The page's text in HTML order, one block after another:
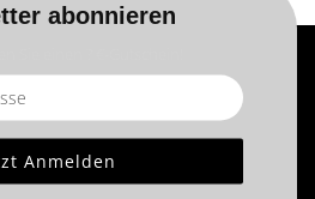
abonnieren